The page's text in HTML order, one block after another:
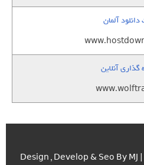
آلمان
گذاری آنلاین
Design , Develop & Seo By MJ